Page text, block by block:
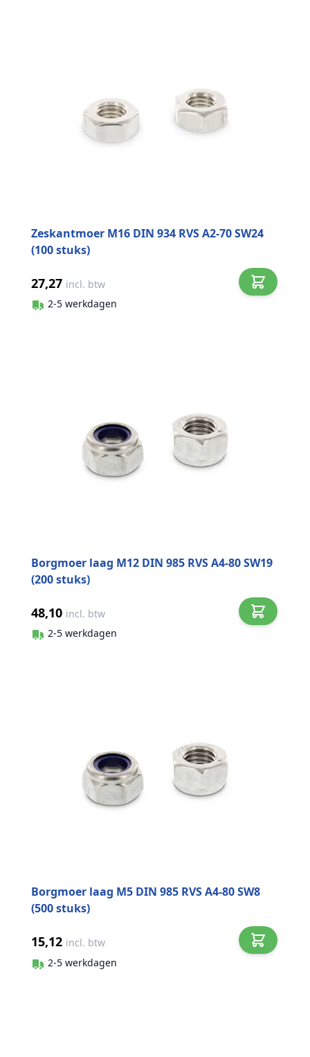
Zeskantmoer M16 DIN 934 RVS A2-70 SW24
(100 stuks)
27,27 incl. btw
2-5 werkdagen
Borgmoer laag M12 DIN 985 RVS A4-80 SW19
(200 stuks)
48,10 incl. btw
2-5 werkdagen
Borgmoer laag M5 DIN 985 RVS A4-80 SW8
(500 stuks)
15,12 incl. btw
2-5 werkdagen